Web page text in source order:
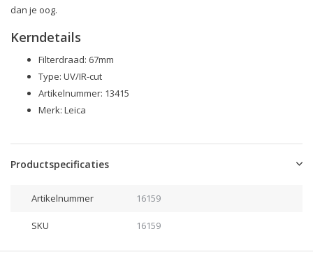
dan je oog.
Kerndetails
Filterdraad: 67mm
Type: UV/IR-cut
Artikelnummer: 13415
Merk: Leica
Productspecificaties
Artikelnummer 16159
SKU 16159